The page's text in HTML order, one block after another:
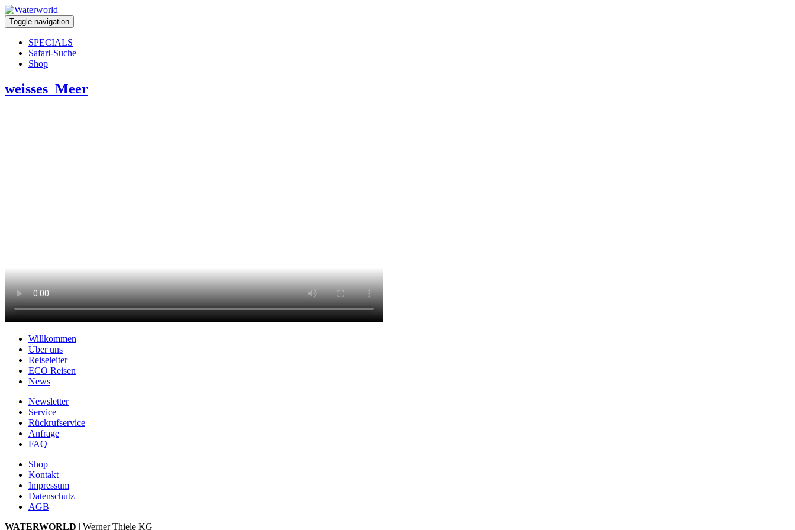
Toggle navigation
SPECIALS
Safari-Suche
Shop
weisses_Meer
Willkommen
Über uns
Reiseleiter
ECO Reisen
News
Newsletter
Service
Rückrufservice
Anfrage
FAQ
Shop
Kontakt
Impressum
Datenschutz
AGB
WATERWORLD | Werner Thiele KG